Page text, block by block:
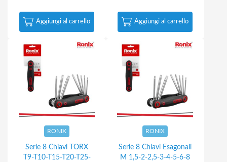
Aggiungi al carrello Aggiungi al carrello
RONIX
Serie 8 Chiavi TORX
T9-T10-T15-T20-T25-
RONIX
Serie 8 Chiavi Esagonali
M 1,5-2-2,5-3-4-5-6-8